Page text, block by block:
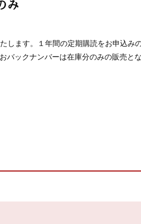
み
します。１年間の定期購読をお申込み
バックナンバーは在庫分のみの販売とな